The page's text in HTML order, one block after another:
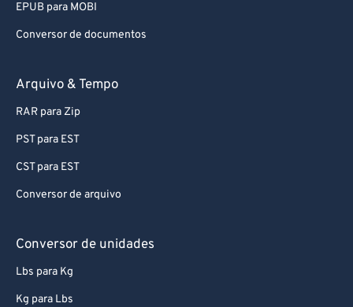
EPUB para MOBI
Conversor de documentos
Arquivo & Tempo
RAR para Zip
PST para EST
CST para EST
Conversor de arquivo
Conversor de unidades
Lbs para Kg
Kg para Lbs